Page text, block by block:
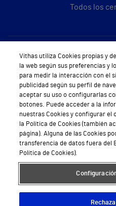
Todos los
Sobre
Quiénes
Trabajar
Teléfono
Teléfono
Política de seguridad
Conoce a
Vithas utiliza Cookies propias y
la web según sus preferencias y
para medir la interacción con el
publicidad según su perfil de
aceptar su uso o configurarlas
botones. Puede acceder a la
nuestras Cookies y configurar el
la Política de Cookies (también
página). Alguna de las Cookies
transferencia de datos fuera del
Política de Cookies).